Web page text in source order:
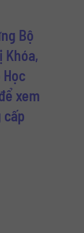
Bộ
Khóa,
xem
cấp